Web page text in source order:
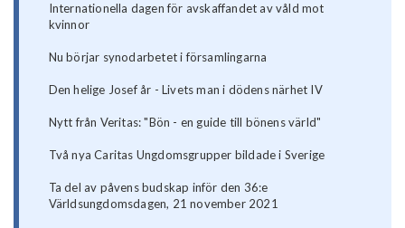
Internationella dagen för avskaffandet av våld mot
kvinnor
Nu börjar synodarbetet i församlingarna
Den helige Josef år - Livets man i dödens närhet IV
Nytt från Veritas: "Bön - en guide till bönens värld"
Två nya Caritas Ungdomsgrupper bildade i Sverige
Ta del av påvens budskap inför den 36:e
Världsungdomsdagen, 21 november 2021